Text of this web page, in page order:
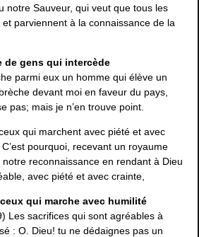
notre Sauveur, qui veut que tous les
parviennent à la connaissance de la
de gens qui intercède
parmi eux un homme qui élève un
devant moi en faveur du pays,
pas; mais je n’en trouve point.
qui marchent avec piété et avec
C’est pourquoi, recevant un royaume
reconnaissance en rendant à Dieu
avec piété et avec crainte,
qui marche avec humilité
Les sacrifices qui sont agréables à
: O. Dieu! tu ne dédaignes pas un